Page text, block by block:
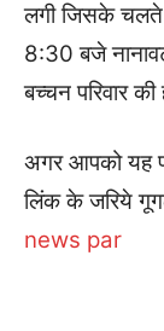
लगी जिसके चलते
8:30 बजे
बच्चन परिवार
अगर आपको यह
लिंक के जरिये
news par